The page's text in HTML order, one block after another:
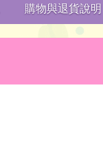
購物與退貨說明